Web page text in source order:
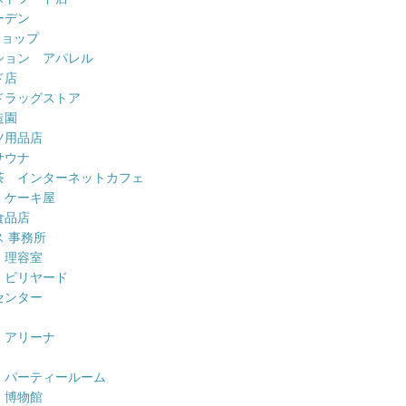
デン
ップ
ョン アパレル
店
ッグストア
用品店
ナ
インターネットカフェ
ーキ屋
品店
事務所
容室
リヤード
ンター
リーナ
ーティールーム
物館